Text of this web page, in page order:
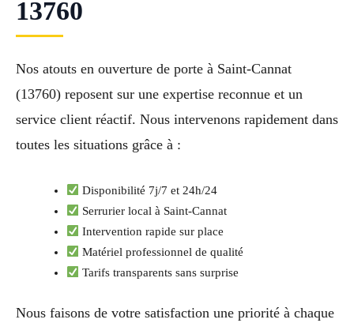
13760
Nos atouts en ouverture de porte à Saint-Cannat
(13760) reposent sur une expertise reconnue et un
service client réactif. Nous intervenons rapidement dans
toutes les situations grâce à :
Disponibilité 7j/7 et 24h/24
Serrurier local à Saint-Cannat
Intervention rapide sur place
Matériel professionnel de qualité
Tarifs transparents sans surprise
Nous faisons de votre satisfaction une priorité à chaque